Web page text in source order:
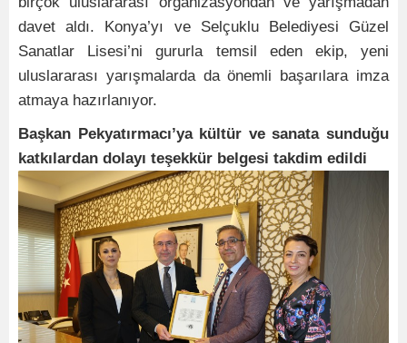
davet aldı. Konya’yı ve Selçuklu Belediyesi Güzel
Sanatlar Lisesi’ni gururla temsil eden ekip, yeni
uluslararası yarışmalarda da önemli başarılara imza
atmaya hazırlanıyor.
Başkan Pekyatırmacı’ya kültür ve sanata sunduğu
katkılardan dolayı teşekkür belgesi takdim edildi